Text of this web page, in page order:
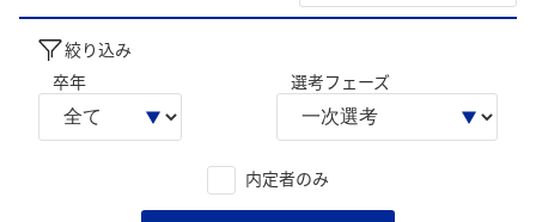
絞り込み
卒年
選考フェーズ
内定者のみ